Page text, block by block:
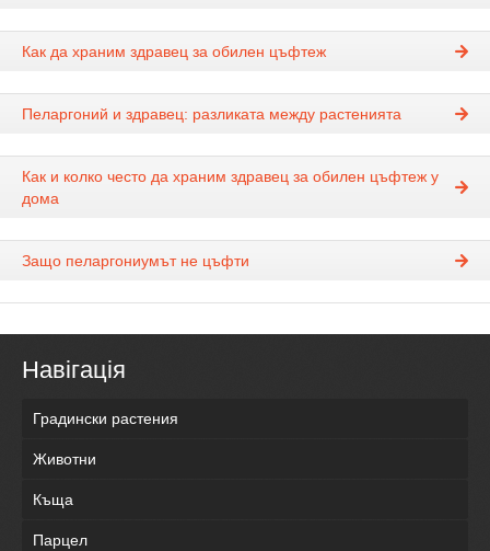
Как да храним здравец за обилен цъфтеж
Пеларгоний и здравец: разликата между растенията
Как и колко често да храним здравец за обилен цъфтеж у
дома
Защо пеларгониумът не цъфти
Навігація
Градински растения
Животни
Къща
Парцел